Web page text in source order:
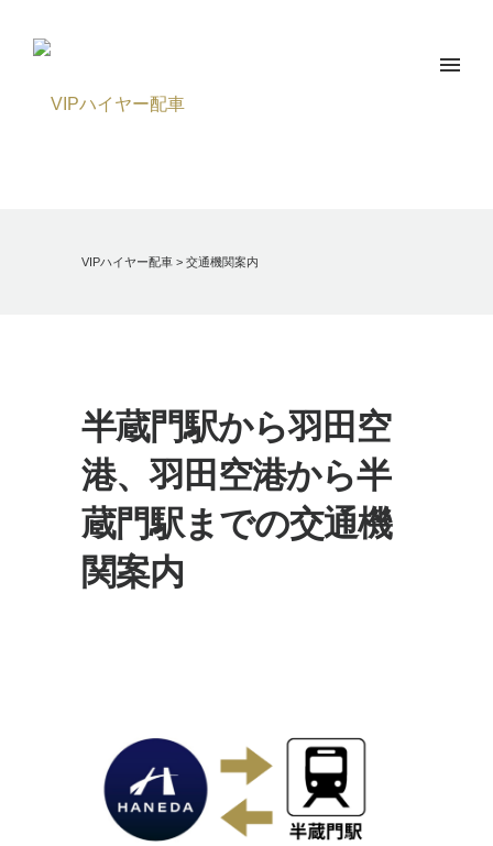
VIPハイヤー配車 > 交通機関案内
半蔵門駅から羽田空
港、羽田空港から半
蔵門駅までの交通機
関案内